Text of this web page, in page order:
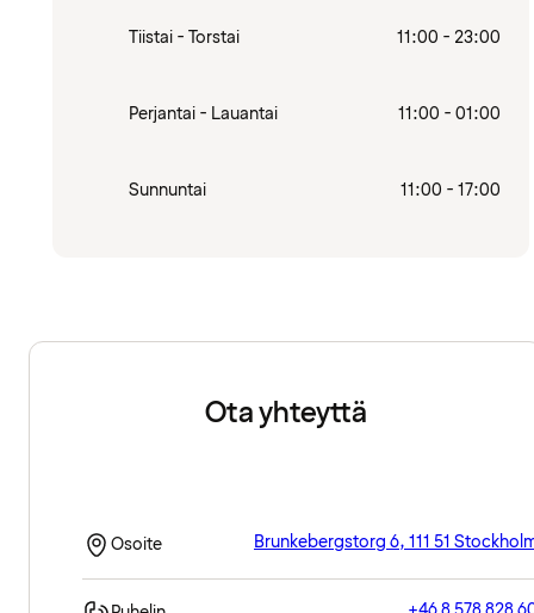
Tiistai - Torstai 11:00 - 23:00
Perjantai - Lauantai 11:00 - 01:00
Sunnuntai 11:00 - 17:00
Ota yhteyttä
Osoite Brunkebergstorg 6, 111 51